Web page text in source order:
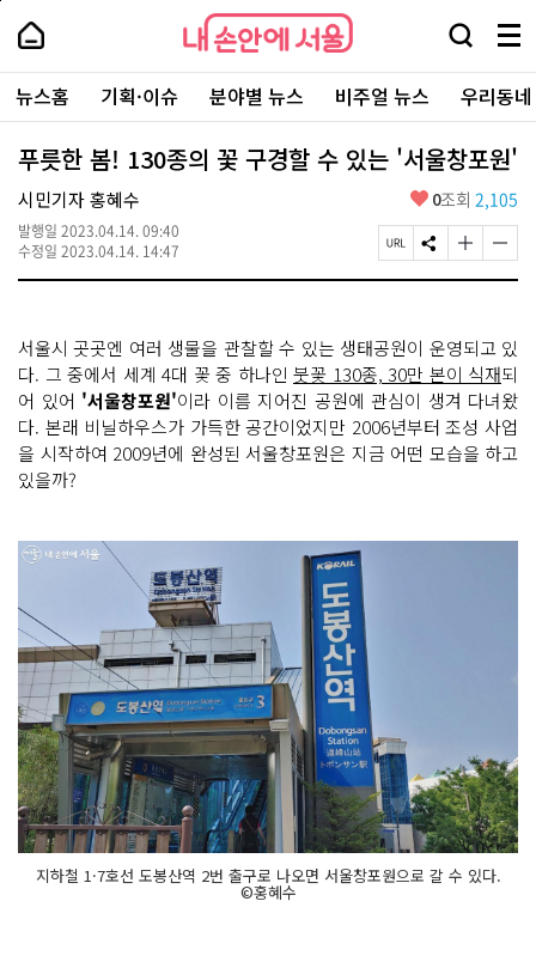
본
로
가
내
손
안
에
서
울
-
서
울
시
대
표
소
털
내
손
에
울
검
창
열
기
메
뉴
전
체
보
기
주
요
서
뉴스홈 기획·이슈 분야별 뉴스 비주얼 뉴스 우리동
푸릇한 봄! 130종의 꽃 구경할 수 있는 '서울창포원'
시민기자 홍혜수
발행일 2023.04.14. 09:40
수정일 2023.04.14. 14:47
좋
요
0조회 2,105
페
이
R
L
복
사
S
N
하
기
글
자
크
게
변
경
하
기
글
자
게
변
경
하
기
서울시 곳곳엔 여러 생물을 관찰할 수 있는 생태공원이 운영되고 있
다. 그 중에서 세계 4대 꽃 중 하나인 붓꽃 130종, 30만 본이 식재되
어 있어 '서울창포원'이라 이름 지어진 공원에 관심이 생겨 다녀왔
다. 본래 비닐하우스가 가득한 공간이었지만 2006년부터 조성 사업
을 시작하여 2009년에 완성된 서울창포원은 지금 어떤 모습을 하고
있을까?
지하철 1·7호선 도봉산역 2번 출구로 나오면 서울창포원으로 갈 수 있다.
©홍혜수
페
상
단
로